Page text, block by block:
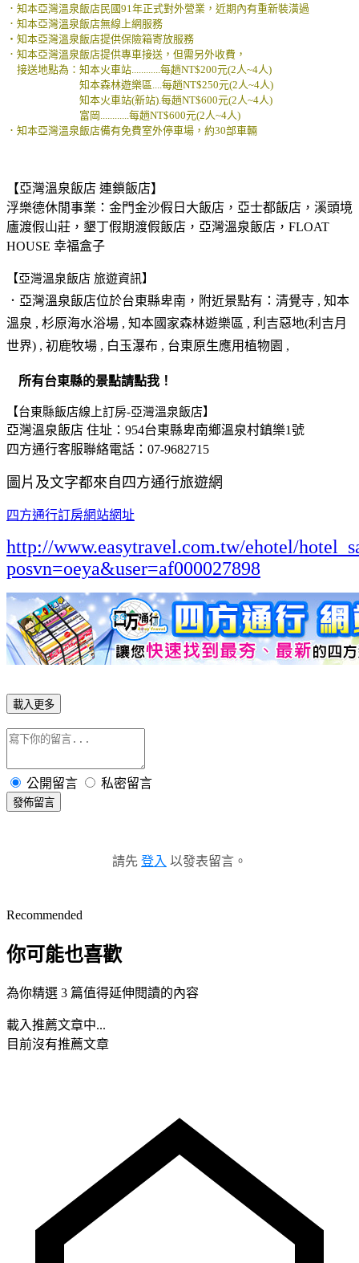
．知本亞灣溫泉飯店民國91年正式對外營業，近期內有重新裝潢過
．知本亞灣溫泉飯店無線上網服務
‧知本亞灣溫泉飯店提供保險箱寄放服務
．知本亞灣溫泉飯店提供專車接送，但需另外收費，
接送地點為：知本火車站............每趟NT$200元(2人~4人)
知本森林遊樂區....每趟NT$250元(2人~4人)
知本火車站(新站).每趟NT$600元(2人~4人)
富岡............每趟NT$600元(2人~4人)
．知本亞灣溫泉飯店備有免費室外停車場，約30部車輛
【亞灣溫泉飯店 連鎖飯店】
浮樂德休閒事業：金門金沙假日大飯店，亞士都飯店，溪頭境
廬渡假山莊，墾丁假期渡假飯店，亞灣溫泉飯店，FLOAT
HOUSE 幸福盒子
【亞灣溫泉飯店 旅遊資訊】
．亞灣溫泉飯店位於台東縣卑南 ，附近景點有：清覺寺 , 知本
溫泉 , 杉原海水浴場 , 知本國家森林遊樂區 , 利吉惡地(利吉月
世界) , 初鹿牧場 , 白玉瀑布 , 台東原生應用植物園 ,
所有台東縣的景點請點我！
【台東縣飯店線上訂房-亞灣溫泉飯店】
亞灣溫泉飯店 住址：954台東縣卑南鄉溫泉村鎮樂1號
四方通行客服聯絡電話：07-9682715
圖片及文字都來自四方通行旅遊網
四方通行訂房網站網址
http://www.easytravel.com.tw/ehotel/
posvn=oeya&user=af000027898
載入更多
公開留言 私密留言
發佈留言
請先 登入 以發表留言。
Recommended
你可能也喜歡
為你精選 3 篇值得延伸閱讀的內容
載入推薦文章中...
目前沒有推薦文章